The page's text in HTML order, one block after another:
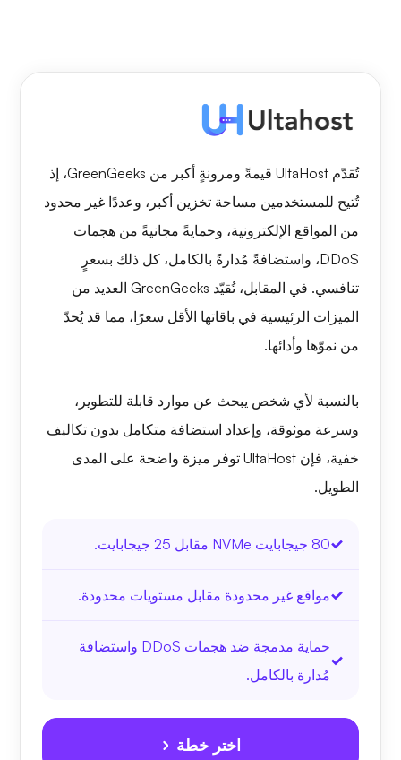
تُقدّم UltaHost قيمةً ومرونةٍ أكبر من GreenGeeks، إذ
تُتيح للمستخدمين مساحة تخزين أكبر، وعددًا غير محدود
من المواقع الإلكترونية، وحمايةً مجانيةً من هجمات
DDoS، واستضافةً مُدارةً بالكامل، كل ذلك بسعرٍ
تنافسي. في المقابل، تُقيّد GreenGeeks العديد من
الميزات الرئيسية في باقاتها الأقل سعرًا، مما قد يُحدّ
من نموّها وأدائها.
بالنسبة لأي شخص يبحث عن موارد قابلة للتطوير،
وسرعة موثوقة، وإعداد استضافة متكامل بدون تكاليف
خفية، فإن UltaHost توفر ميزة واضحة على المدى
الطويل.
80 جيجابايت NVMe مقابل 25 جيجابايت.
مواقع غير محدودة مقابل مستويات محدودة.
حماية مدمجة ضد هجمات DDoS واستضافة
مُدارة بالكامل.
اختر خطة